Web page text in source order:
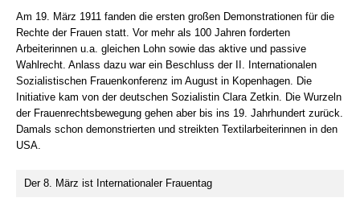
Am 19. März 1911 fanden die ersten großen Demonstrationen für die
Rechte der Frauen statt. Vor mehr als 100 Jahren forderten
Arbeiterinnen u.a. gleichen Lohn sowie das aktive und passive
Wahlrecht. Anlass dazu war ein Beschluss der II. Internationalen
Sozialistischen Frauenkonferenz im August in Kopenhagen. Die
Initiative kam von der deutschen Sozialistin Clara Zetkin. Die Wurzeln
der Frauenrechtsbewegung gehen aber bis ins 19. Jahrhundert zurück.
Damals schon demonstrierten und streikten Textilarbeiterinnen in den
USA.
Der 8. März ist Internationaler Frauentag